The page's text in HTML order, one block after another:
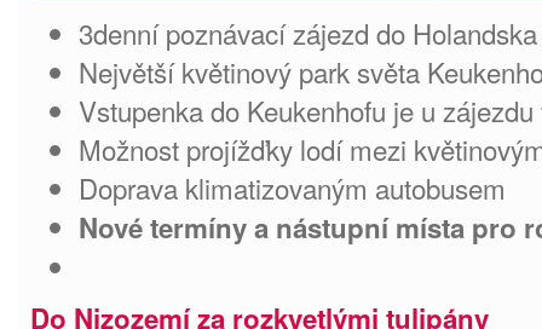
3denní poznávací zájezd do Holandska
Největší květinový park světa
Vstupenka do Keukenhofu je u
Možnost projížďky lodí mezi
Doprava klimatizovaným autobusem
Nové termíny a nástupní místa pro
Do Nizozemí za rozkvetlými tulipány